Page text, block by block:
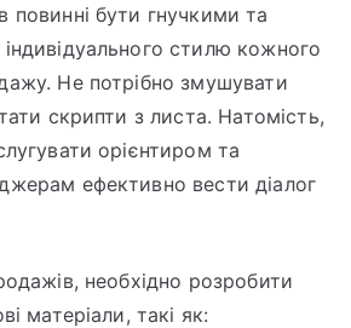
повинні бути гнучкими та
стилю кожного
Не потрібно змушувати
скрипти з листа. Натомість,
орієнтиром та
ефективно вести діалог
необхідно розробити
матеріали, такі як: